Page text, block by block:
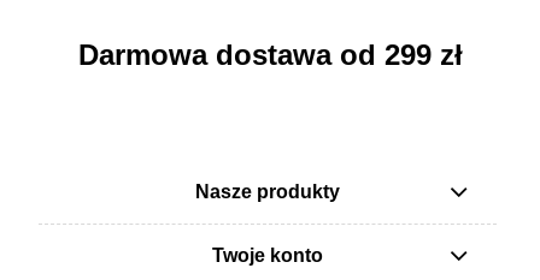
Darmowa dostawa od 299 zł
Nasze produkty
Twoje konto